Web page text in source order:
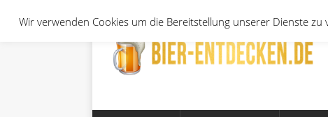
Wir verwenden Cookies um die Bereitstellung unserer Dienste